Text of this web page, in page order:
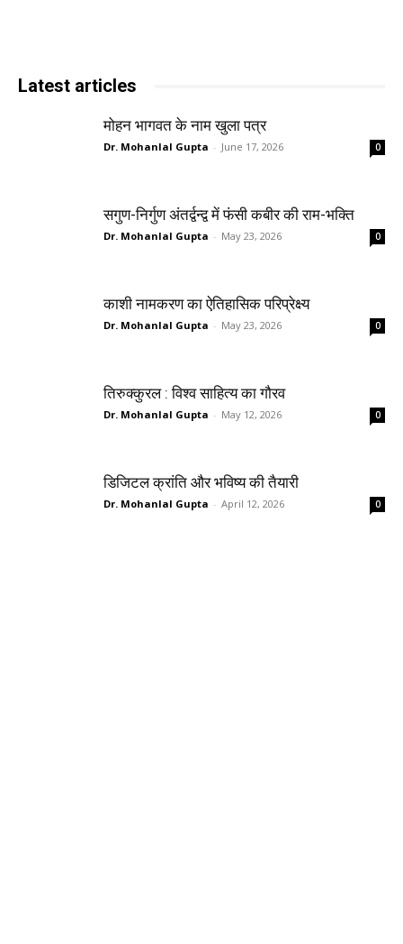
Latest articles
मोहन भागवत के नाम खुला पत्र
Dr. Mohanlal Gupta - June 17, 2026 0
सगुण-निर्गुण अंतर्द्वन्द्व में फंसी कबीर की राम-भक्ति
Dr. Mohanlal Gupta - May 23, 2026 0
काशी नामकरण का ऐतिहासिक परिप्रेक्ष्य
Dr. Mohanlal Gupta - May 23, 2026 0
तिरुक्कुरल : विश्व साहित्य का गौरव
Dr. Mohanlal Gupta - May 12, 2026 0
डिजिटल क्रांति और भविष्य की तैयारी
Dr. Mohanlal Gupta - April 12, 2026 0